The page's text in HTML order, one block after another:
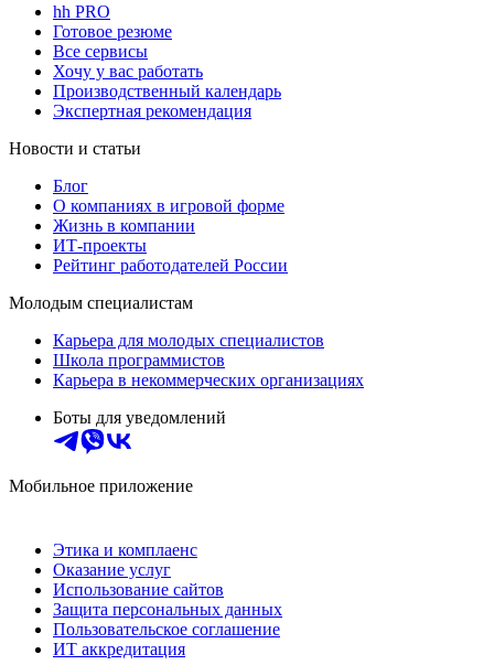
hh PRO
Готовое резюме
Все сервисы
Хочу у вас работать
Производственный календарь
Экспертная рекомендация
Новости и статьи
Блог
О компаниях в игровой форме
Жизнь в компании
ИТ-проекты
Рейтинг работодателей России
Молодым специалистам
Карьера для молодых специалистов
Школа программистов
Карьера в некоммерческих организациях
Боты для уведомлений
Мобильное приложение
Этика и комплаенс
Оказание услуг
Использование сайтов
Защита персональных данных
Пользовательское соглашение
ИТ аккредитация